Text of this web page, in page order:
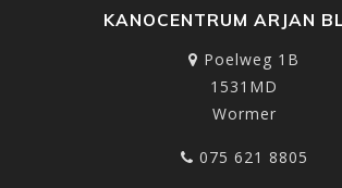
KANOCENTRUM ARJAN
Poelweg 1B
1531MD
Wormer
075 621 8805